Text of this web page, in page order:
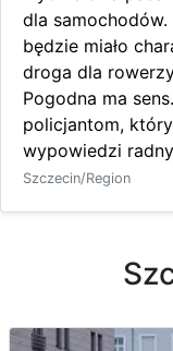
dla
będzie miało
droga dla
Pogodna ma
policjantom,
wypowiedzi
Szczecin/Region